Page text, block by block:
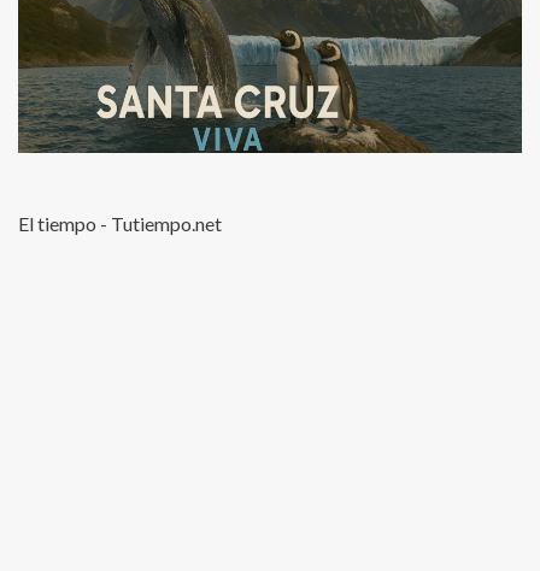
El tiempo - Tutiempo.net